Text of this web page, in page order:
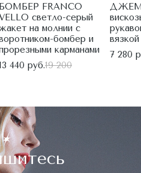
БОМБЕР FRANCO
светло-серый
жакет на молнии с
бомбер и
карманами
440 руб.19 200
вязкой
7 280